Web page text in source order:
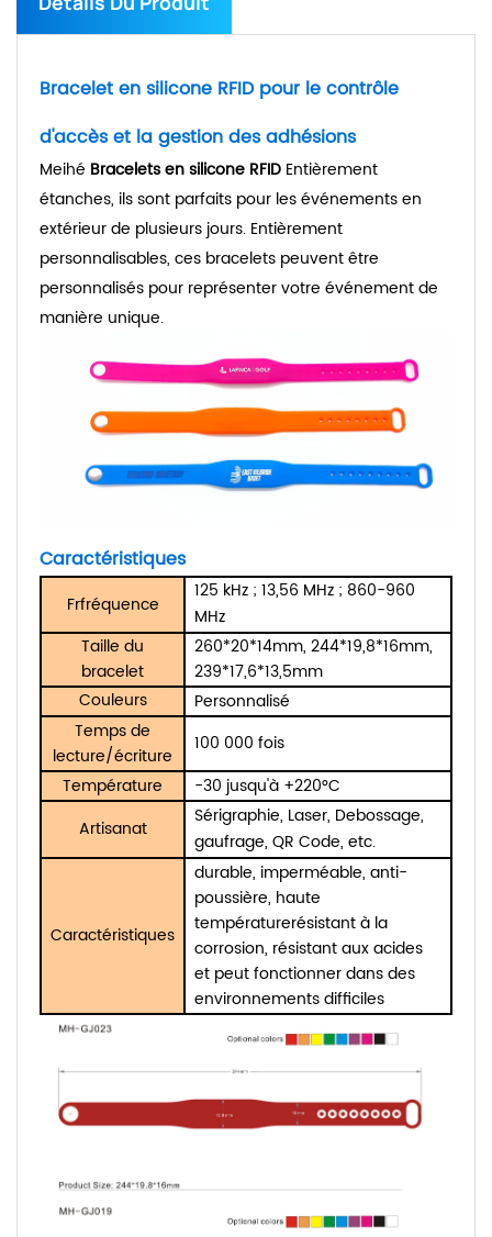
Bracelet en silicone RFID pour le contrôle
d'accès et la gestion des adhésions
Meihé Bracelets en silicone RFID Entièrement
étanches, ils sont parfaits pour les événements en
extérieur de plusieurs jours. Entièrement
personnalisables, ces bracelets peuvent être
personnalisés pour représenter votre événement de
manière unique.
Caractéristiques
Frfréquence
125 kHz ; 13,56 MHz ; 860-960
MHz
Taille du
bracelet
260*20*14mm, 244*19,8*16mm,
239*17,6*13,5mm
Couleurs
Personnalisé
Temps de
lecture/écriture
100 000 fois
Température
-30 jusqu'à +220°C
Artisanat
Sérigraphie, Laser, Debossage,
gaufrage, QR Code, etc.
Caractéristiques
durable, imperméable, anti-
poussière, haute
températurerésistant à la
corrosion, résistant aux acides
et peut fonctionner dans des
environnements difficiles